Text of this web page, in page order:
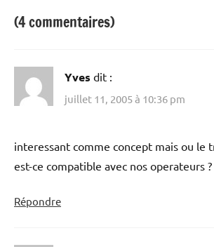
(4 commentaires)
Yves dit :
juillet 11, 2005 à 10:36 pm
interessant comme concept mais ou le
est-ce compatible avec nos operateurs ?
Répondre